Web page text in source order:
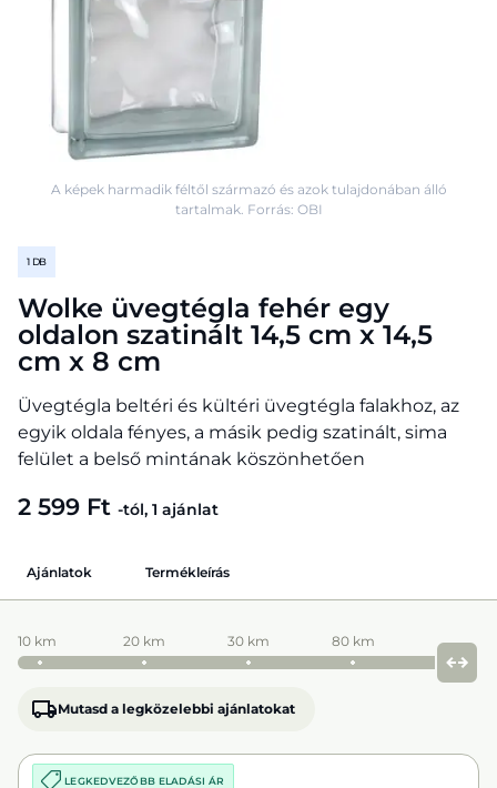
1 DB
Wolke üvegtégla fehér egy
oldalon szatinált 14,5 cm x 14,5
cm x 8 cm
Üvegtégla beltéri és kültéri üvegtégla falakhoz, az
egyik oldala fényes, a másik pedig szatinált, sima
felület a belső mintának köszönhetően
2 599 Ft -tól, 1 ajánlat
A képek harmadik féltől származó és azok tulajdonában álló
tartalmak. Forrás: OBI
Ajánlatok Termékleírás
10 km 20 km 30 km 80 km
Mutasd a legközelebbi ajánlatokat
LEGKEDVEZŐBB ELADÁSI ÁR